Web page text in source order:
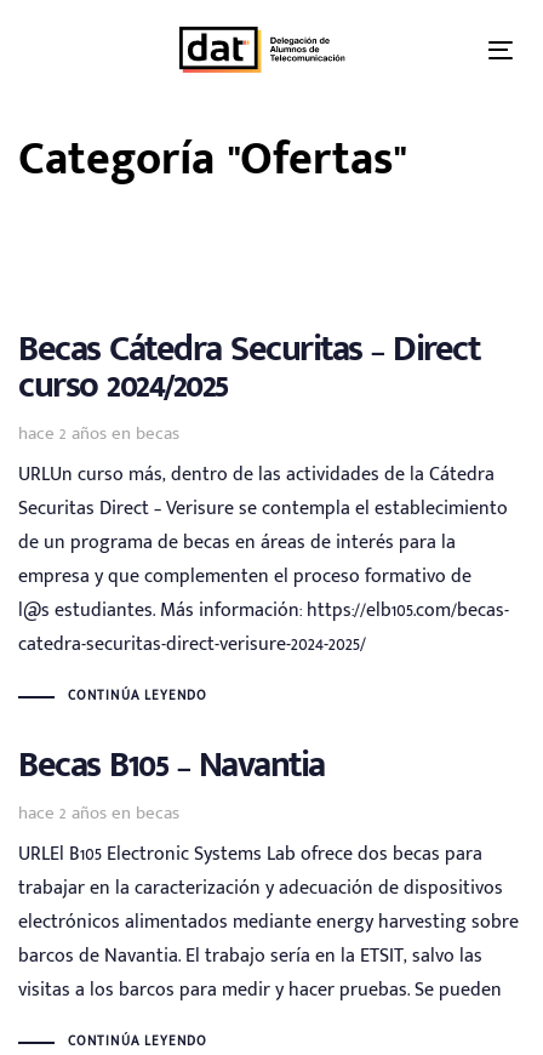
SkipCategoría "Ofertas"
Becas Cátedra Securitas – Direct
curso 2024/2025
hace 2 añosen
Tags becas
URLUn curso más, dentro de las actividades de la Cátedra
Securitas Direct – Verisure se contempla el establecimiento
de un programa de becas en áreas de interés para la
empresa y que complementen el proceso formativo de
l@s estudiantes. Más información: https://elb105.com/becas-
catedra-securitas-direct-verisure-2024-2025/
CONTINÚA LEYENDO
Becas B105 – Navantia
hace 2 añosen
Tags becas
URLEl B105 Electronic Systems Lab ofrece dos becas para
trabajar en la caracterización y adecuación de dispositivos
electrónicos alimentados mediante energy harvesting sobre
barcos de Navantia. El trabajo sería en la ETSIT, salvo las
visitas a los barcos para medir y hacer pruebas. Se pueden
CONTINÚA LEYENDO